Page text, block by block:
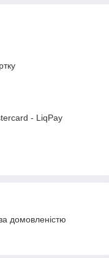
- LiqPay
домовленістю